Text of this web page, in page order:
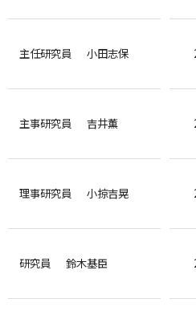
主任研究員 小田志保
主事研究員 吉井薫
理事研究員 小掠吉晃
研究員 鈴木基臣